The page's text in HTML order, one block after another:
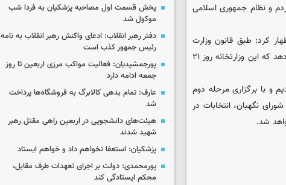
و نظام جمهوری اسلامی
کرد: طبق قانون وزارت
کشور باید زمان برگزاری مرحله دوم انتخابات مجلس شورای اسلامی را پیشنهاد دهد که این وزارتخانه روز ۲۱
و با برگزاری مرحله دوم
با موافقت شورای نگهبان، انتخابات در
پخش قسمت اول مصاحبه پزشکیان به فردا شب
موکول شد
دفتر رهبر انقلاب: ادعای واکنش رهبر انقلاب به نامه
رئیس جمهور کذب است
پورجمشیدیان: فعالیت مواکب مرزی اربعین تا روز
جمعه ادامه دارد
عارف: تمام بدهی کالابرگ به فروشگاه‌ها پرداخت
شد
هیئت‌های دانشجویی در اربعین راهی مقتل رهبر
شهید شدند
پزشکیان: استعفا نخواهم داد و خواهم ایستاد
پورمحمدی: دولت بر اجرای تعهدات طرف مقابل،
محکم ایستادگی کند